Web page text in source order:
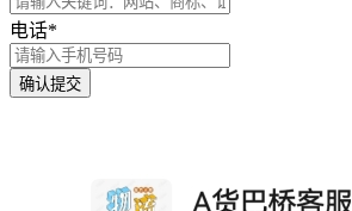
电话*
确认提交